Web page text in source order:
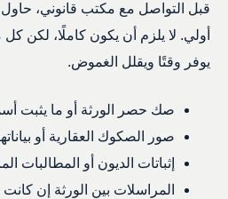
قبل التواصل مع مكتب قانوني،
أولي. لا يلزم أن يكون كاملًا، لكن
يوفر وقتًا ويقلل الغموض.
صك حصر الورثة أو ما يثبت
صور الصكوك العقارية أو
إثباتات الديون أو المطالبات
المراسلات بين الورثة إن